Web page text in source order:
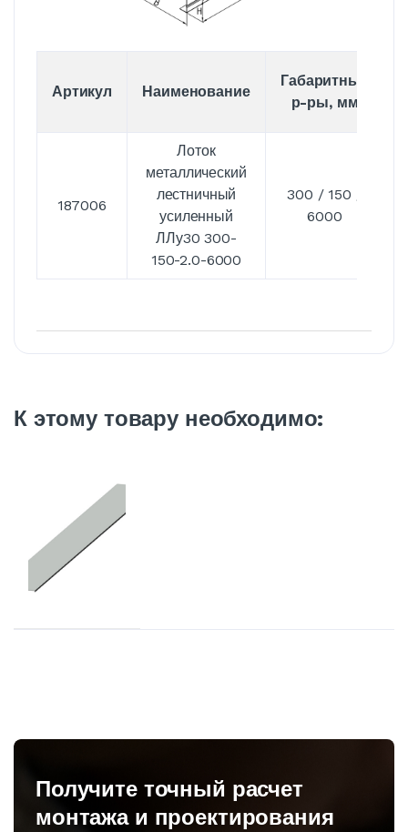
Артикул Наименование
Габаритные
р-ры, мм
187006
Лоток
металлический
лестничный
усиленный
ЛЛу30 300-
150-2.0-6000
300 / 150 /
6000
К этому товару необходимо:
Получите точный расчет
монтажа и проектирования